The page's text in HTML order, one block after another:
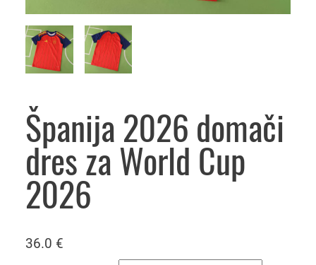
Španija 2026 domači
dres za World Cup
2026
36.0 €